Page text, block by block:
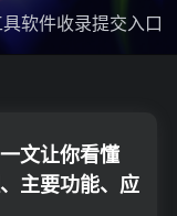
文让你看懂
主要功能、应